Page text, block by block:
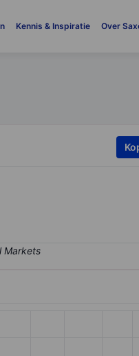
Kennis & Inspiratie Over